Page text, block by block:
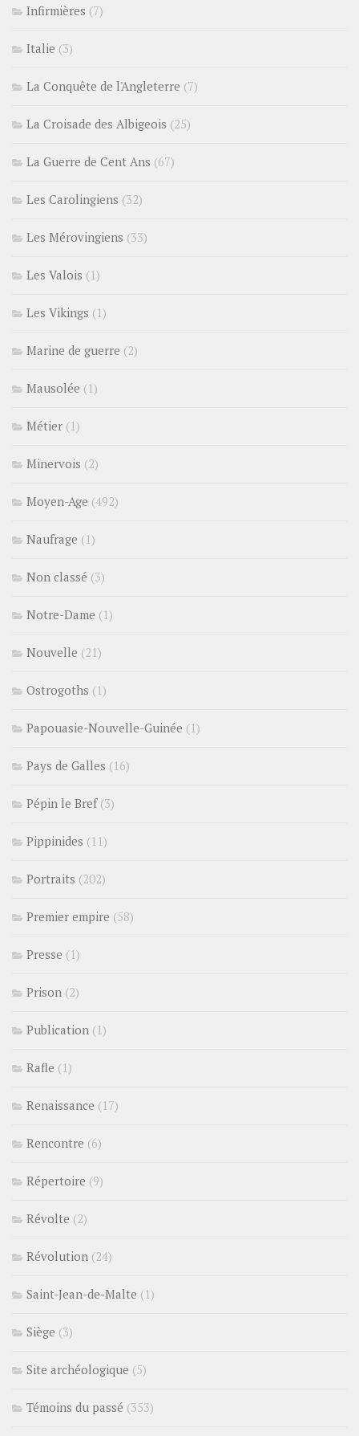
Infirmières (7)
Italie (3)
La Conquête de l'Angleterre (7)
La Croisade des Albigeois (25)
La Guerre de Cent Ans (67)
Les Carolingiens (32)
Les Mérovingiens (33)
Les Valois (1)
Les Vikings (1)
Marine de guerre (2)
Mausolée (1)
Métier (1)
Minervois (2)
Moyen-Age (492)
Naufrage (1)
Non classé (3)
Notre-Dame (1)
Nouvelle (21)
Ostrogoths (1)
Papouasie-Nouvelle-Guinée (1)
Pays de Galles (16)
Pépin le Bref(3)
Pippinides (11)
Portraits (202)
Premier empire (58)
Presse (1)
Prison (2)
Publication (1)
Rafle (1)
Renaissance (17)
Rencontre (6)
Répertoire (9)
Révolte (2)
Révolution (24)
Saint-Jean-de-Malte (1)
Siège (3)
Site archéologique (5)
Témoins du passé (353)